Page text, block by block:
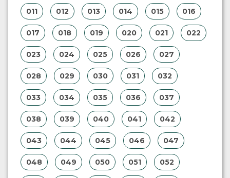
011 012 013 014 015 016
017 018 019 020 021 022
023 024 025 026 027
028 029 030 031 032
033 034 035 036 037
038 039 040 041 042
043 044 045 046 047
048 049 050 051 052